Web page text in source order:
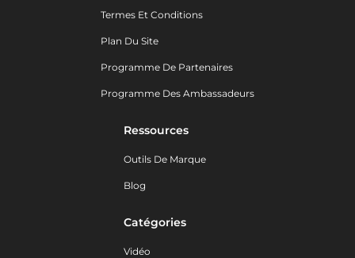
Termes Et Conditions
Plan Du Site
Programme De Partenaires
Programme Des Ambassadeurs
Ressources
Outils De Marque
Blog
Catégories
Vidéo